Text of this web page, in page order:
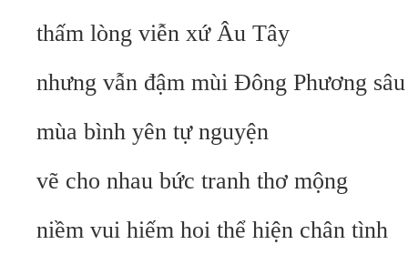
thấm lòng viễn xứ Âu Tây
nhưng vẫn đậm mùi Đông Phương
mùa bình yên tự nguyện
vẽ cho nhau bức tranh thơ mộng
niềm vui hiếm hoi thể hiện chân tình